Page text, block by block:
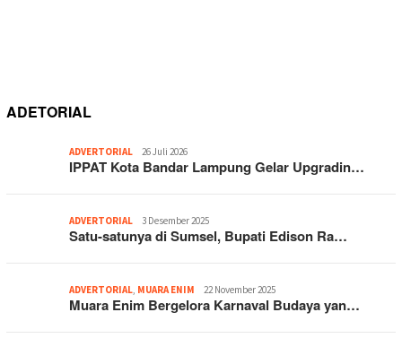
ADETORIAL
ADVERTORIAL 26 Juli 2026
IPPAT Kota Bandar Lampung Gelar Upgradin…
ADVERTORIAL 3 Desember 2025
Satu-satunya di Sumsel, Bupati Edison Ra…
ADVERTORIAL, MUARA ENIM 22 November 2025
Muara Enim Bergelora Karnaval Budaya yan…